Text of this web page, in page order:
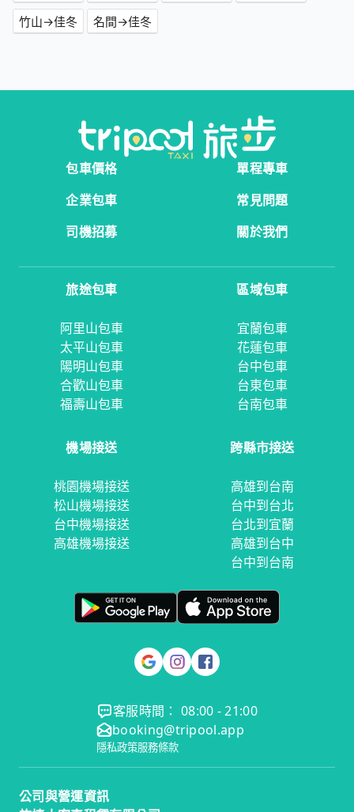
竹山→佳冬
名間→佳冬
包車價格
單程專車
企業包車
常見問題
司機招募
關於我們
旅途包車
阿里山包車
太平山包車
陽明山包車
合歡山包車
福壽山包車
區域包車
宜蘭包車
花蓮包車
台中包車
台東包車
台南包車
機場接送
桃園機場接送
松山機場接送
台中機場接送
高雄機場接送
跨縣市接送
高雄到台南
台中到台北
台北到宜蘭
高雄到台中
台中到台南
客服時間： 08:00 - 21:00
booking@tripool.app
隱私政策服務條款
公司與營運資訊